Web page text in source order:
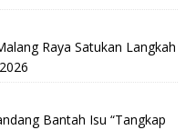
Raya Satukan Langkah
Bantah Isu “Tangkap